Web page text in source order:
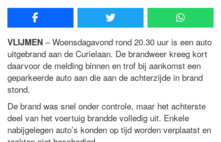
VLIJMEN – Woensdagavond rond 20.30 uur is een auto
uitgebrand aan de Curielaan. De brandweer kreeg kort
daarvoor de melding binnen en trof bij aankomst een
geparkeerde auto aan die aan de achterzijde in brand
stond.
De brand was snel onder controle, maar het achterste
deel van het voertuig brandde volledig uit. Enkele
nabijgelegen auto’s konden op tijd worden verplaatst en